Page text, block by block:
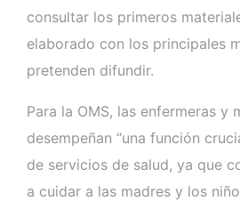
consultar los primeros
elaborado con los principales
pretenden difundir.
Para la OMS, las enfermeras y
desempeñan “una función
de servicios de salud, ya que
a cuidar a las madres y los